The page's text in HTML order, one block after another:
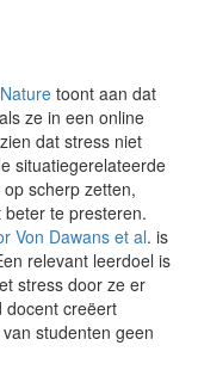
Nature toont aan dat
ze in een online
dat stress niet
situatiegerelateerde
scherp zetten,
te presteren.
Von Dawans et al. is
relevant leerdoel is
stress door ze er
docent creëert
studenten geen